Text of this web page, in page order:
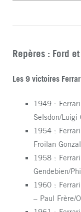
Repères : Ford
Les 9 victoires
1949 :
Selsdon/Luigi
1954 :
Froilan
1958 :
Gendebien/
1960 :
– Paul Frère/